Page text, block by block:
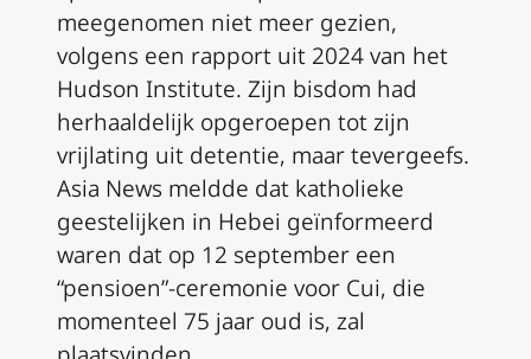
meegenomen niet meer gezien,
volgens een rapport uit 2024 van het
Hudson Institute. Zijn bisdom had
herhaaldelijk opgeroepen tot zijn
vrijlating uit detentie, maar tevergeefs.
Asia News meldde dat katholieke
geestelijken in Hebei geïnformeerd
waren dat op 12 september een
“pensioen”-ceremonie voor Cui, die
momenteel 75 jaar oud is, zal